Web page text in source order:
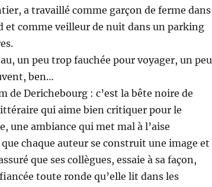
a travaillé comme garçon de ferme dans
et comme veilleur de nuit dans un parking
un peu trop fauchée pour voyager, un peu
ben…
de Derichebourg : c’est la bête noire de
qui aime bien critiquer pour le
une ambiance qui met mal à l’aise
chaque auteur se construit une image et
que ses collègues, essaie à sa façon,
toute ronde qu’elle lit dans les